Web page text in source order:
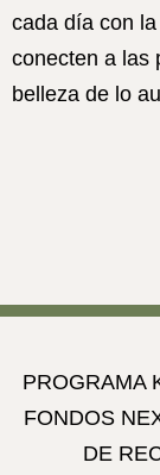
cada día con
conecten a las
belleza de lo
PROGRAMA
FONDOS
DE